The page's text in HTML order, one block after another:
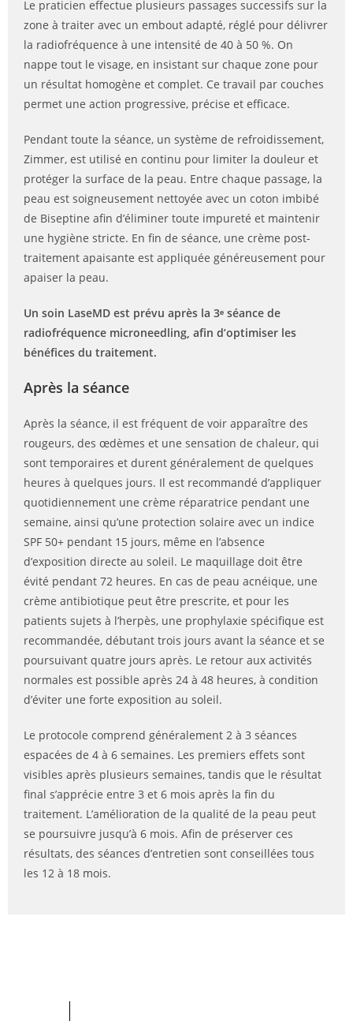
Le praticien effectue plusieurs passages successifs sur la
zone à traiter avec un embout adapté, réglé pour délivrer
la radiofréquence à une intensité de 40 à 50 %. On
nappe tout le visage, en insistant sur chaque zone pour
un résultat homogène et complet. Ce travail par couches
permet une action progressive, précise et efficace.
Pendant toute la séance, un système de refroidissement,
Zimmer, est utilisé en continu pour limiter la douleur et
protéger la surface de la peau. Entre chaque passage, la
peau est soigneusement nettoyée avec un coton imbibé
de Biseptine afin d’éliminer toute impureté et maintenir
une hygiène stricte. En fin de séance, une crème post-
traitement apaisante est appliquée généreusement pour
apaiser la peau.
Un soin LaseMD est prévu après la 3ᵉ séance de
radiofréquence microneedling, afin d’optimiser les
bénéfices du traitement.
Après la séance
Après la séance, il est fréquent de voir apparaître des
rougeurs, des œdèmes et une sensation de chaleur, qui
sont temporaires et durent généralement de quelques
heures à quelques jours. Il est recommandé d’appliquer
quotidiennement une crème réparatrice pendant une
semaine, ainsi qu’une protection solaire avec un indice
SPF 50+ pendant 15 jours, même en l’absence
d’exposition directe au soleil. Le maquillage doit être
évité pendant 72 heures. En cas de peau acnéique, une
crème antibiotique peut être prescrite, et pour les
patients sujets à l’herpès, une prophylaxie spécifique est
recommandée, débutant trois jours avant la séance et se
poursuivant quatre jours après. Le retour aux activités
normales est possible après 24 à 48 heures, à condition
d’éviter une forte exposition au soleil.
Le protocole comprend généralement 2 à 3 séances
espacées de 4 à 6 semaines. Les premiers effets sont
visibles après plusieurs semaines, tandis que le résultat
final s’apprécie entre 3 et 6 mois après la fin du
traitement. L’amélioration de la qualité de la peau peut
se poursuivre jusqu’à 6 mois. Afin de préserver ces
résultats, des séances d’entretien sont conseillées tous
les 12 à 18 mois.